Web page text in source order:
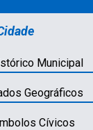
Municipal
Geográficos
Cívicos